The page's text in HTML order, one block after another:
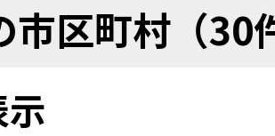
市区町村（30